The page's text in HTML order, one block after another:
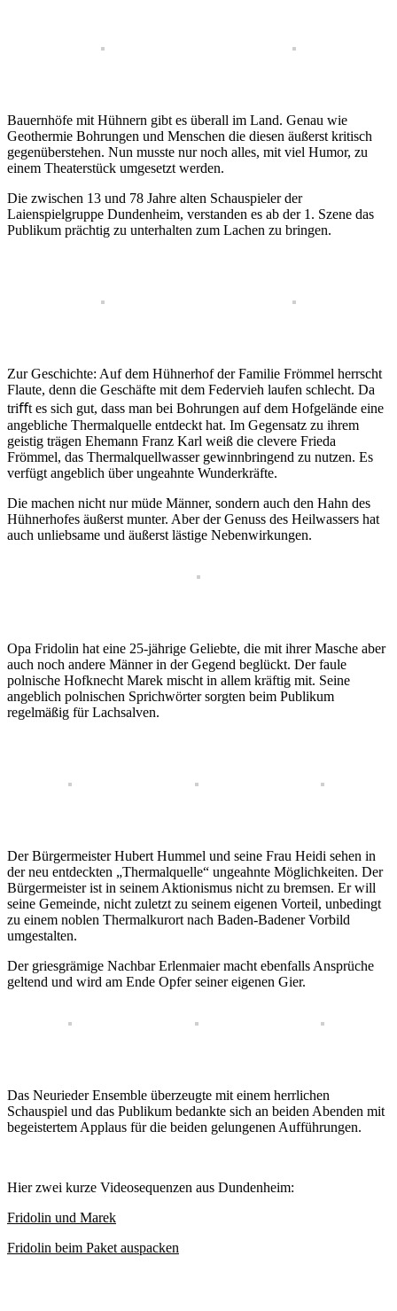
Bauernhöfe mit Hühnern gibt es überall im Land. Genau wie
Geothermie Bohrungen und Menschen die diesen äußerst kritisch
gegenüberstehen. Nun musste nur noch alles, mit viel Humor, zu
einem Theaterstück umgesetzt werden.
Die zwischen 13 und 78 Jahre alten Schauspieler der
Laienspielgruppe Dundenheim, verstanden es ab der 1. Szene das
Publikum prächtig zu unterhalten zum Lachen zu bringen.
Zur Geschichte: Auf dem Hühnerhof der Familie Frömmel herrscht
Flaute, denn die Geschäfte mit dem Federvieh laufen schlecht. Da
triﬀt es sich gut, dass man bei Bohrungen auf dem Hofgelände eine
angebliche Thermalquelle entdeckt hat. Im Gegensatz zu ihrem
geistig trägen Ehemann Franz Karl weiß die clevere Frieda
Frömmel, das Thermalquellwasser gewinnbringend zu nutzen. Es
verfügt angeblich über ungeahnte Wunderkräfte.
Die machen nicht nur müde Männer, sondern auch den Hahn des
Hühnerhofes äußerst munter. Aber der Genuss des Heilwassers hat
auch unliebsame und äußerst lästige Nebenwirkungen.
Opa Fridolin hat eine 25-jährige Geliebte, die mit ihrer Masche aber
auch noch andere Männer in der Gegend beglückt. Der faule
polnische Hofknecht Marek mischt in allem kräftig mit. Seine
angeblich polnischen Sprichwörter sorgten beim Publikum
regelmäßig für Lachsalven.
Der Bürgermeister Hubert Hummel und seine Frau Heidi sehen in
der neu entdeckten „Thermalquelle“ ungeahnte Möglichkeiten. Der
Bürgermeister ist in seinem Aktionismus nicht zu bremsen. Er will
seine Gemeinde, nicht zuletzt zu seinem eigenen Vorteil, unbedingt
zu einem noblen Thermalkurort nach Baden-Badener Vorbild
umgestalten.
Der griesgrämige Nachbar Erlenmaier macht ebenfalls Ansprüche
geltend und wird am Ende Opfer seiner eigenen Gier.
Das Neurieder Ensemble überzeugte mit einem herrlichen
Schauspiel und das Publikum bedankte sich an beiden Abenden mit
begeistertem Applaus für die beiden gelungenen Aufführungen.
Hier zwei kurze Videosequenzen aus Dundenheim:
Fridolin und Marek
Fridolin beim Paket auspacken